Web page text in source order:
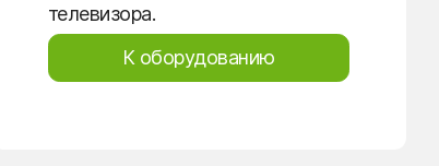
телевизора.
К оборудованию